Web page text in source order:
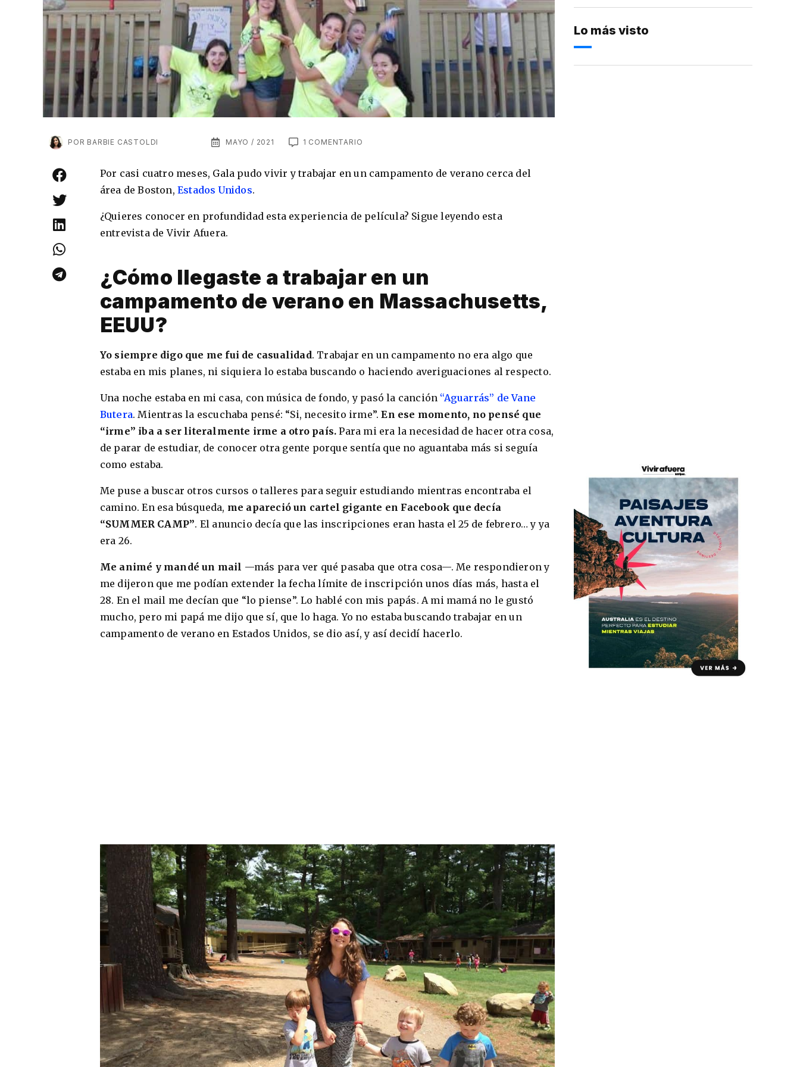
POR BARBIE CASTOLDI MAYO / 2021 1 COMENTARIO
Por casi cuatro meses, Gala pudo vivir y trabajar en un campamento de verano cerca del
área de Boston,Estados Unidos.
¿Quieres conocer en profundidad esta experiencia de película? Sigue leyendo esta
entrevista de Vivir Afuera.
¿Cómo llegaste a trabajar en un
campamento de verano en Massachusetts,
EEUU?
Yo siempre digo que me fui de casualidad. Trabajar en un campamento no era algo que
estaba en mis planes, ni siquiera lo estaba buscando o haciendo averiguaciones al respecto.
Una noche estaba en mi casa, con música de fondo, y pasó la canción“Aguarrás” de Vane
Butera. Mientras la escuchaba pensé: “Si, necesito irme”.En ese momento, no pensé que
“irme” iba a ser literalmente irme a otro país. Para mi era la necesidad de hacer otra cosa,
de parar de estudiar, de conocer otra gente porque sentía que no aguantaba más si seguía
como estaba.
Me puse a buscar otros cursos o talleres para seguir estudiando mientras encontraba el
camino. En esa búsqueda, me apareció un cartel gigante en Facebook que decía
“SUMMER CAMP”. El anuncio decía que las inscripciones eran hasta el 25 de febrero… y ya
era 26.
Me animé y mandé un mail —más para ver qué pasaba que otra cosa—. Me respondieron y
me dijeron que me podían extender la fecha límite de inscripción unos días más, hasta el
28. En el mail me decían que “lo piense”. Lo hablé con mis papás. A mi mamá no le gustó
mucho, pero mi papá me dijo que sí, que lo haga. Yo no estaba buscando trabajar en un
campamento de verano en Estados Unidos, se dio así, y así decidí hacerlo.
Lo más visto